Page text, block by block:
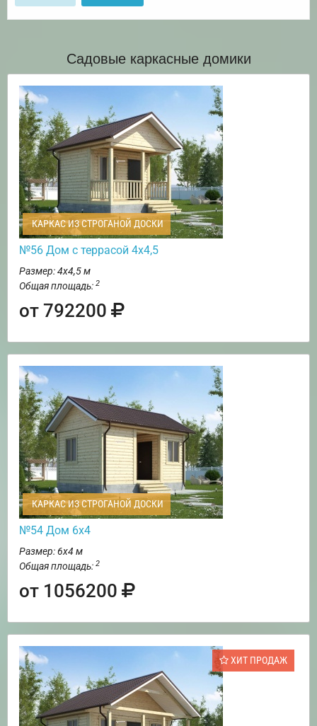
Садовые каркасные домики
КАРКАС ИЗ СТРОГАНОЙ ДОСКИ
№56 Дом с террасой 4х4,5
Размер: 4х4,5 м
Общая площадь: 2
от 792200
КАРКАС ИЗ СТРОГАНОЙ ДОСКИ
№54 Дом 6х4
Размер: 6х4 м
Общая площадь: 2
от 1056200
ХИТ ПРОДАЖ